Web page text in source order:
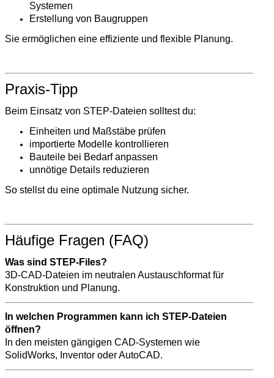
Systemen
Erstellung von Baugruppen
Sie ermöglichen eine effiziente und flexible Planung.
Praxis-Tipp
Beim Einsatz von STEP-Dateien solltest du:
Einheiten und Maßstäbe prüfen
importierte Modelle kontrollieren
Bauteile bei Bedarf anpassen
unnötige Details reduzieren
So stellst du eine optimale Nutzung sicher.
Häufige Fragen (FAQ)
Was sind STEP-Files?
3D-CAD-Dateien im neutralen Austauschformat für
Konstruktion und Planung.
In welchen Programmen kann ich STEP-Dateien
öffnen?
In den meisten gängigen CAD-Systemen wie
SolidWorks, Inventor oder AutoCAD.